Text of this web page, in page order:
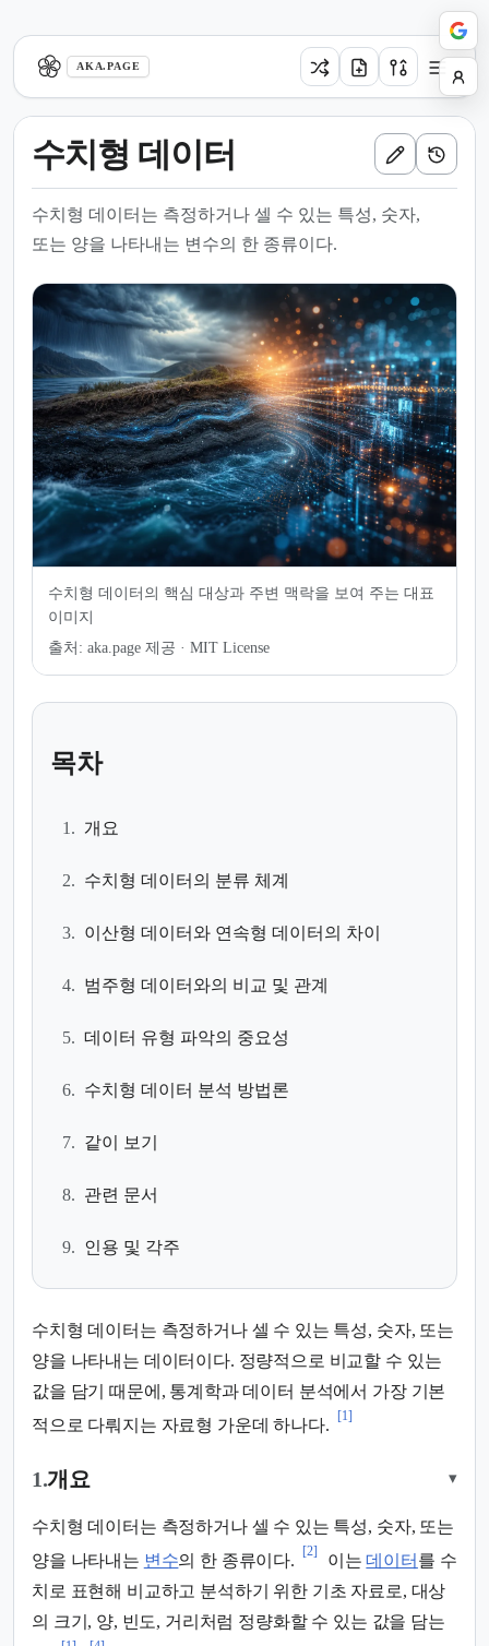
AKA.PAGE
수치형 데이터
수치형 데이터는 측정하거나 셀 수 있는 특성, 숫자,
또는 양을 나타내는 변수의 한 종류이다.
수치형 데이터의 핵심 대상과 주변 맥락을 보여 주는 대표
이미지
출처: aka.page 제공 · MIT License
목차
1. 개요
2. 수치형 데이터의 분류 체계
3. 이산형 데이터와 연속형 데이터의 차이
4. 범주형 데이터와의 비교 및 관계
5. 데이터 유형 파악의 중요성
6. 수치형 데이터 분석 방법론
7. 같이 보기
8. 관련 문서
9. 인용 및 각주
수치형 데이터는 측정하거나 셀 수 있는 특성, 숫자, 또는
양을 나타내는 데이터이다. 정량적으로 비교할 수 있는
값을 담기 때문에, 통계학과 데이터 분석에서 가장 기본
적으로 다뤄지는 자료형 가운데 하나다.
[1]
1.개요 ▾
수치형 데이터는 측정하거나 셀 수 있는 특성, 숫자, 또는
양을 나타내는 변수의 한 종류이다.
[2]
이는데이터 를 수
치로 표현해 비교하고 분석하기 위한 기초 자료로, 대상
의 크기, 양, 빈도, 거리처럼 정량화할 수 있는 값을 담는